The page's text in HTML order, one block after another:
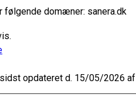
domæner: sanera.dk
opdateret d. 15/05/2026 af